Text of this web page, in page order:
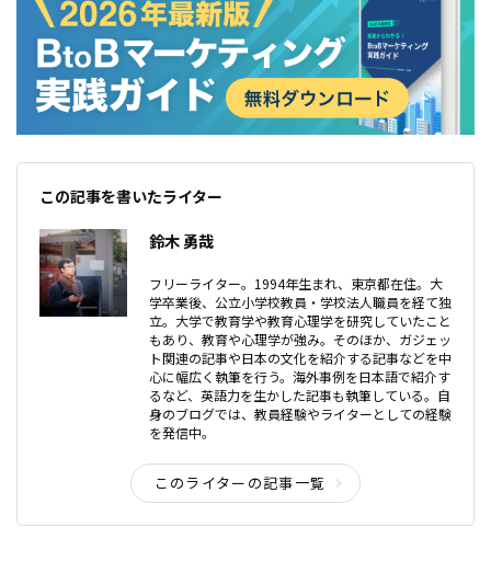
この記事を書いたライター
鈴木 勇哉
フリーライター。1994年生まれ、東京都在住。大
学卒業後、公立小学校教員・学校法人職員を経て独
立。大学で教育学や教育心理学を研究していたこと
もあり、教育や心理学が強み。そのほか、ガジェッ
ト関連の記事や日本の文化を紹介する記事などを中
心に幅広く執筆を行う。海外事例を日本語で紹介す
るなど、英語力を生かした記事も執筆している。自
身のブログでは、教員経験やライターとしての経験
を発信中。
このライターの記事一覧